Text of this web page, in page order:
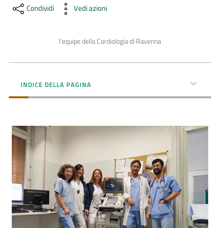
dei
Servizi
Bandi
e
Seguici
su
Condividi Vedi azioni
l'equipe della Cardiologia di Ravenna
INDICE DELLA PAGINA